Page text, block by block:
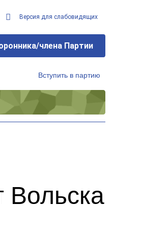
Версия для слабовидящих
члена Партии
Вступить в партию
Вольска